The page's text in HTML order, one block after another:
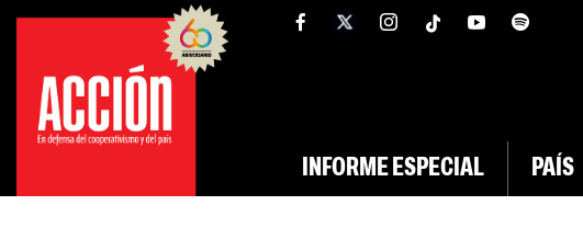
Saltar
contenido
facebooktwitterinstagram
INFORME ESPECIAL PAÍS